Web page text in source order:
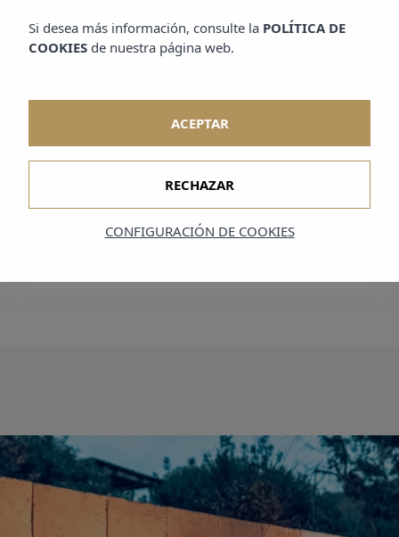
proveedores locales para reflejar el estilo de cada pareja: rústico, boho,
adaptan a cada fase del evento.
Descúbrelos a continuación nuestros favoritos.
Espacios para bodas en
Si desea más información, consulte la POLÍTICA DE
COOKIES de nuestra página web.
CONFIGURACIÓN DE COOKIES
RECHAZAR
ACEPTAR